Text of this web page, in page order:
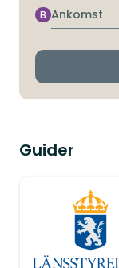
Ankomst
B
Guider